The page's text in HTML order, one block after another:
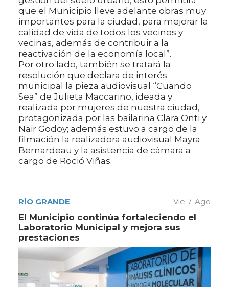
que el Municipio lleve adelante obras muy
importantes para la ciudad, para mejorar la
calidad de vida de todos los vecinos y
vecinas, además de contribuir a la
reactivación de la economía local”.
Por otro lado, también se tratará la
resolución que declara de interés
municipal la pieza audiovisual “Cuando
Sea” de Julieta Maccarino, ideada y
realizada por mujeres de nuestra ciudad,
protagonizada por las bailarina Clara Onti y
Nair Godoy; además estuvo a cargo de la
filmación la realizadora audiovisual Mayra
Bernardeau y la asistencia de cámara a
cargo de Roció Viñas.
RÍO GRANDE Vie 7. Ago
El Municipio continúa fortaleciendo el
Laboratorio Municipal y mejora sus
prestaciones